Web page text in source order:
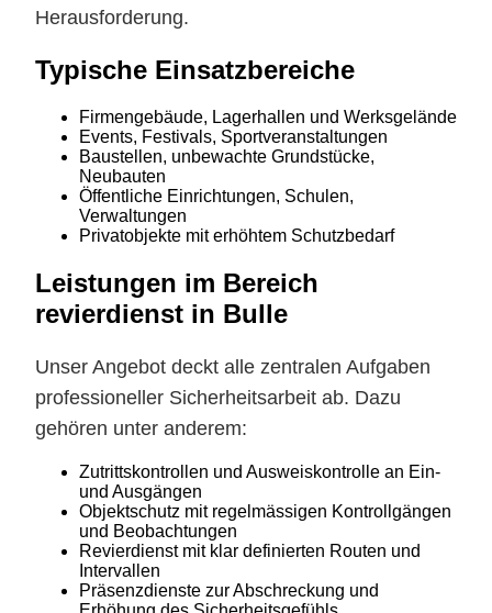
Herausforderung.
Typische Einsatzbereiche
Firmengebäude, Lagerhallen und Werksgelände
Events, Festivals, Sportveranstaltungen
Baustellen, unbewachte Grundstücke,
Neubauten
Öffentliche Einrichtungen, Schulen,
Verwaltungen
Privatobjekte mit erhöhtem Schutzbedarf
Leistungen im Bereich
revierdienst in Bulle
Unser Angebot deckt alle zentralen Aufgaben
professioneller Sicherheitsarbeit ab. Dazu
gehören unter anderem:
Zutrittskontrollen und Ausweiskontrolle an Ein-
und Ausgängen
Objektschutz mit regelmässigen Kontrollgängen
und Beobachtungen
Revierdienst mit klar definierten Routen und
Intervallen
Präsenzdienste zur Abschreckung und